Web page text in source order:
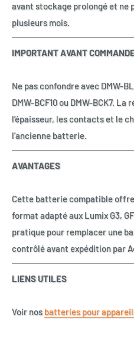
avant stockage prolongé et ne
plusieurs mois.
IMPORTANT AVANT
Ne pas confondre avec DMW-
DMW-BCF10 ou DMW-BCK7.
l’épaisseur, les contacts et le
l’ancienne batterie.
AVANTAGES
Cette batterie compatible offre
format adapté aux Lumix G3,
pratique pour remplacer une
contrôlé avant expédition par
LIENS UTILES
Voir nosbatteries pour